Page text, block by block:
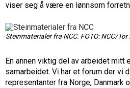
viser seg å være en lønnsom
Steinmaterialer fra NCC. FOTO: NCC/
En annen viktig del av arbeidet mitt
samarbeidet. Vi har et forum der vi
representanter fra Norge, Danmark